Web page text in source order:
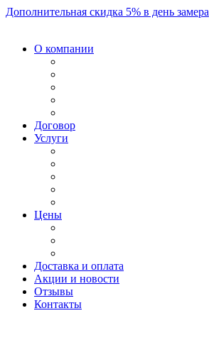
Дополнительная скидка 5% в день замера
О компании
Договор
Услуги
Цены
Доставка и оплата
Акции и новости
Отзывы
Контакты